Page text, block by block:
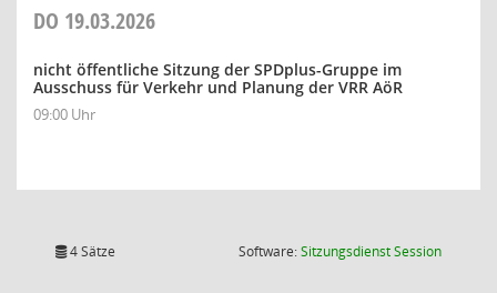
DO 19.03.2026
nicht öffentliche Sitzung der SPDplus-Gruppe im
Ausschuss für Verkehr und Planung der VRR AöR
09:00 Uhr
4 Sätze Software:SitzungsdienstSession(Wird in